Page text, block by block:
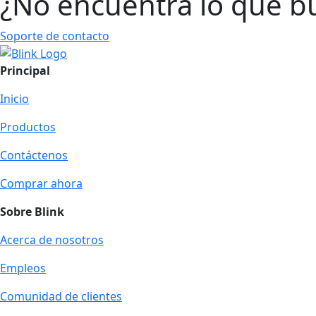
Soporte de contacto
Principal
Inicio
Productos
Contáctenos
Comprar ahora
Sobre Blink
Acerca de nosotros
Empleos
Comunidad de clientes